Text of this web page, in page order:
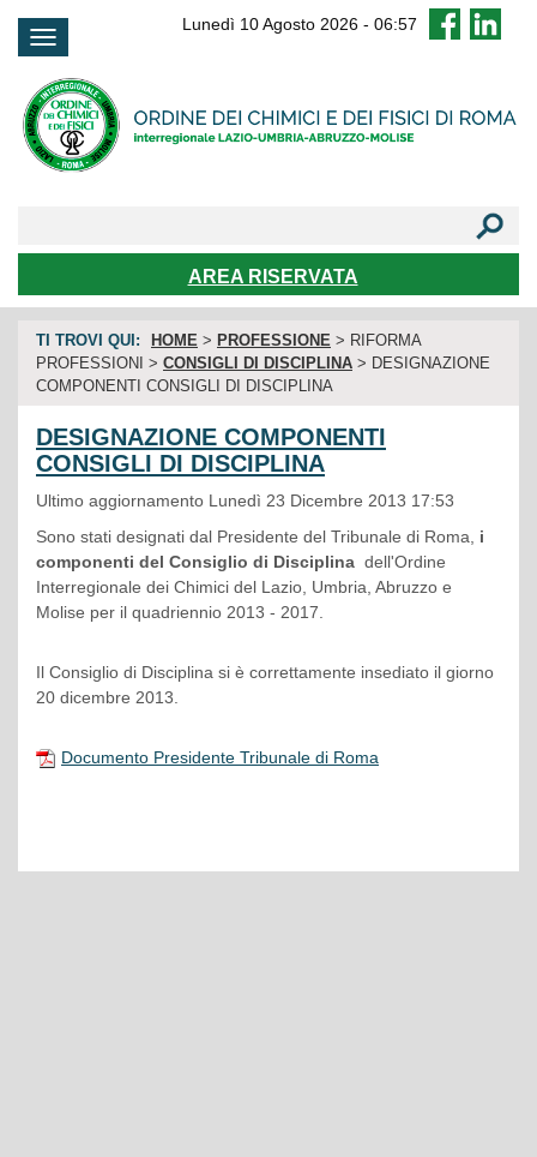
Lunedì 10 Agosto 2026 - 06:57
AREA RISERVATA
FAQ
TI TROVI QUI: HOME > PROFESSIONE > RIFORMA
PROFESSIONI > CONSIGLI DI DISCIPLINA > DESIGNAZIONE
COMPONENTI CONSIGLI DI DISCIPLINA
DESIGNAZIONE COMPONENTI
CONSIGLI DI DISCIPLINA
Ultimo aggiornamento Lunedì 23 Dicembre 2013 17:53
Sono stati designati dal Presidente del Tribunale di Roma, i
componenti del Consiglio di Disciplina dell'Ordine
Interregionale dei Chimici del Lazio, Umbria, Abruzzo e
Molise per il quadriennio 2013 - 2017.
Il Consiglio di Disciplina si è correttamente insediato il giorno
20 dicembre 2013.
Documento Presidente Tribunale di Roma